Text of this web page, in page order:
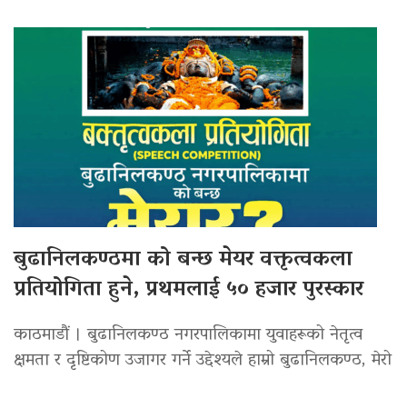
बुढानिलकण्ठमा को बन्छ मेयर वक्तृत्वकला
प्रतियोगिता हुने, प्रथमलाई ५० हजार पुरस्कार
काठमाडौं । बुढानिलकण्ठ नगरपालिकामा युवाहरूको नेतृत्व
क्षमता र दृष्टिकोण उजागर गर्ने उद्देश्यले हाम्रो बुढानिलकण्ठ, मेरो